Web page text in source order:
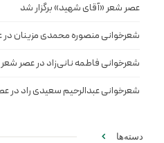
عصر شعر «آقای شهید» برگزار شد
شعرخوانی منصوره محمدی مزینان
شعرخوانی فاطمه نانی‌زاد در عصر
شعرخوانی عبدالرحیم سعیدی راد در
دسته‌ها